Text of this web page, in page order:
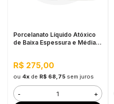
Porcelanato Líquido Atóxico
de Baixa Espessura e Média
Interno e Externo
R$ 275,00
ou 4xde R$ 68,75 sem juros
- +